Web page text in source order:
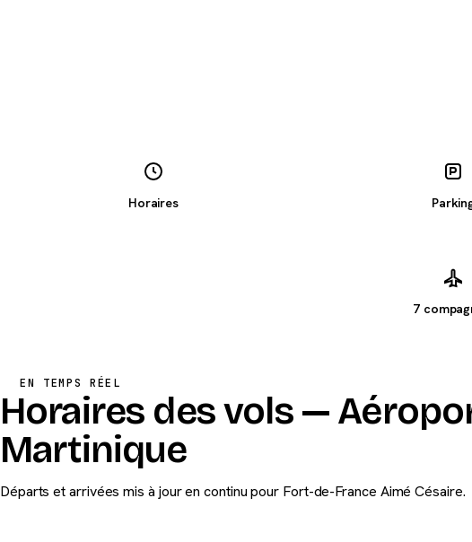
Horaires
7
EN TEMPS RÉEL
Horaires des vols —
Martinique
Départs et arrivées mis à jour en continu pour Fort-de-France Aimé Césaire.